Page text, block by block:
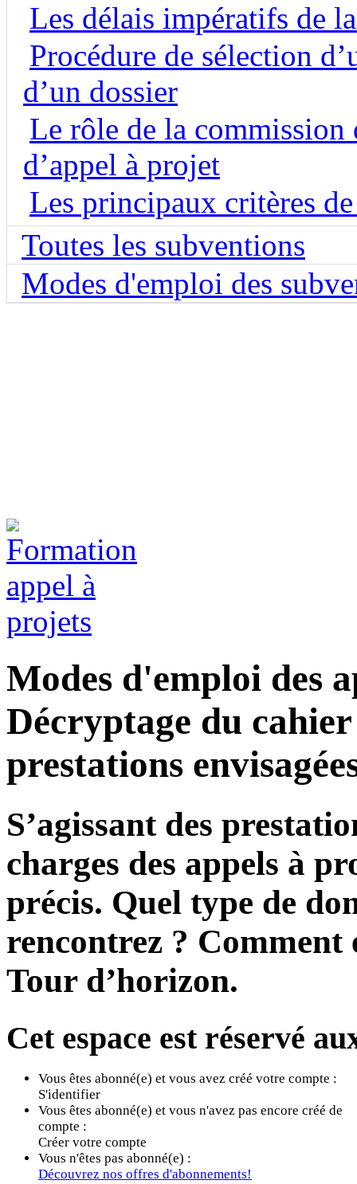
Les délais impératifs de
Procédure de sélection
d’un dossier
Le rôle de la
d’appel à projet
Les principaux critères
Toutes les subventions
Modes d'emploi des
Modes d'emploi des
Décryptage du cahier
prestations
S’agissant des
charges des appels à
précis. Quel type de
rencontrez ?
Tour d’horizon.
Cet espace est réservé
Vous êtes abonné(e) et vous avez créé votre compte :
S'identifier
Vous êtes abonné(e) et vous n'avez pas encore créé de
compte :
Créer votre compte
Vous n'êtes pas abonné(e) :
Découvrez nos offres d'abonnements!